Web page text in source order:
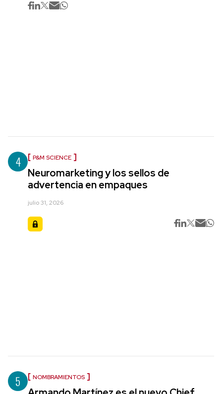
4 P&M SCIENCE
Neuromarketing y los sellos de
advertencia en empaques
julio 31, 2026
5 NOMBRAMIENTOS